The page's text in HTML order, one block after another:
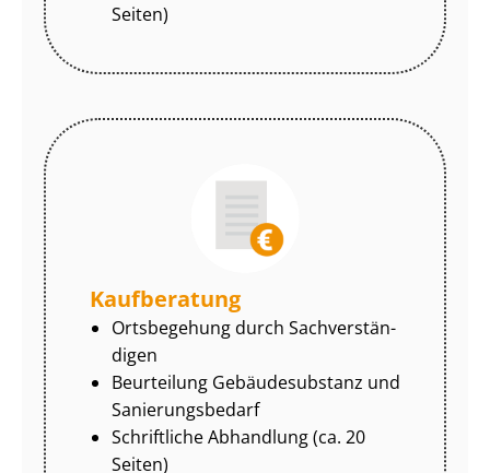
Seiten)
Kaufberatung
Ortsbegehung durch Sach­ver­stän­
di­gen
Beurteilung Gebäudesubstanz und
Sa­nie­rungs­be­darf
Schriftliche Abhandlung (ca. 20
Seiten)